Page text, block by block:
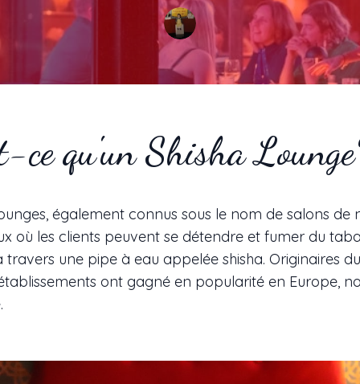
ce qu'un Shisha
également connus sous le nom de salons de
où les clients peuvent se détendre et fumer du
travers une pipe à eau appelée shisha. Originaires
ont gagné en popularité en Europe,